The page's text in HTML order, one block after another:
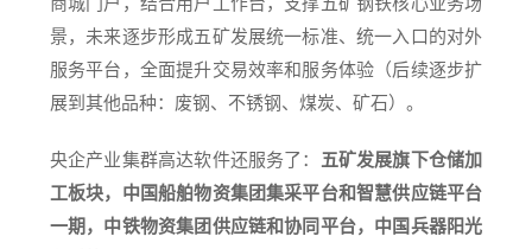
景，未来逐步形成五矿发展统一标准、统一入口的对外
服务平台，全面提升交易效率和服务体验（后续逐步扩
展到其他品种：废钢、不锈钢、煤炭、矿石）。
央企产业集群高达软件还服务了： 五矿发展旗下仓储加
工板块，中国船舶物资集团集采平台和智慧供应链平台
一期，中铁物资集团供应链和协同平台，中国兵器阳光